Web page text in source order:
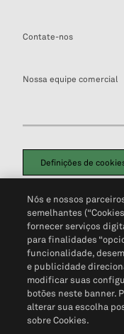
Contate-nos
Nossa equipe comercial
Definições de
Política de Privacidade
Não Venda Minhas
Nós e nossos
semelhantes
fornecer serviços
para finalidades
funcionalidade,
e publicidade
modificar suas
botões neste banner.
alterar sua escolha
sobre Cookies.